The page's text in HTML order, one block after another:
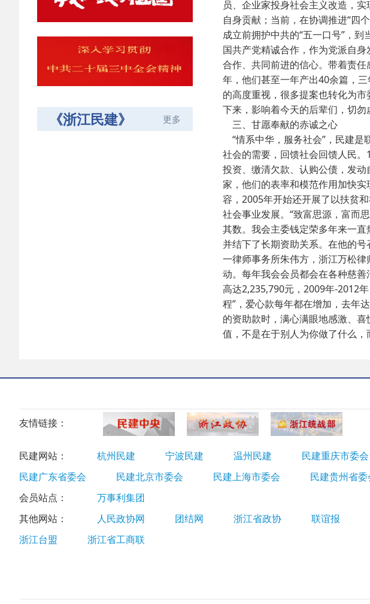
《浙江民建》 更多
员、企业家投身社会主义改造，
自身贡献；当前，在协调推进“四
成立前拥护中共的“五一口号”，
国共产党精诚合作，作为党派自
合作、共同前进的信心。带着责
年，他们甚至一年产出40余篇，
的高度重视，很多提案也转化为
下来，影响着今天的后辈们，切勿
三、甘愿奉献的赤诚之心
“情系中华，服务社会”，民建是
社会的需要，回馈社会回馈人民
投资、缴清欠款、认购公债，发
家，他们的表率和模范作用加快
容，2005年开始还开展了以扶贫
社会事业发展。“致富思源，富而
其数。我会主委钱定荣多年来一
并结下了长期资助关系。在他的
一律师事务所朱伟方，浙江万松
动。每年我会会员都会在各种慈
高达2,235,790元，2009年-2012
程”，爱心款每年都在增加，去年
的资助款时，满心满眼地感激、
值，不是在于别人为你做了什么
友情链接：
民建网站： 杭州民建 宁波民建 温州民建 民建重庆市委会
民建广东省委会
民建北京市委会 民建上海市委会 民建贵州省委
会员站点：
万事利集团
其他网站：
人民政协网 团结网 浙江省政协 联谊报
浙江台盟
浙江省工商联